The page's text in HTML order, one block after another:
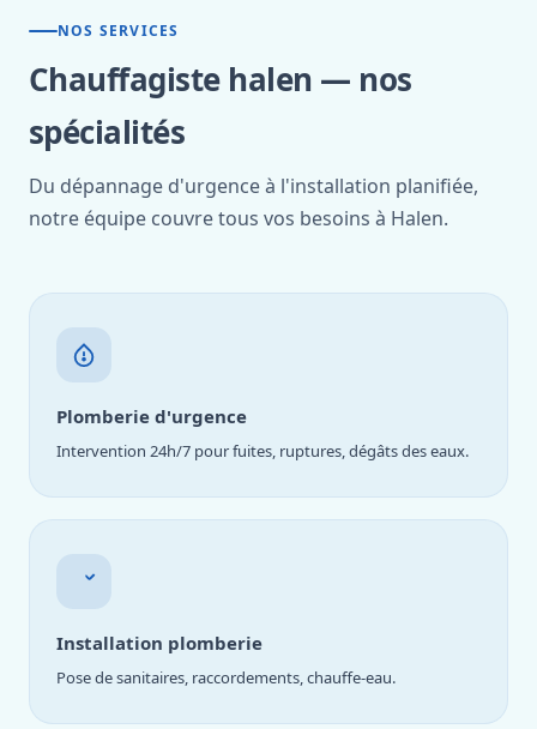
NOS SERVICES
Chauffagiste halen — nos
spécialités
Du dépannage d'urgence à l'installation planifiée,
notre équipe couvre tous vos besoins à Halen.
Plomberie d'urgence
Intervention 24h/7 pour fuites, ruptures, dégâts des eaux.
Installation plomberie
Pose de sanitaires, raccordements, chauffe-eau.